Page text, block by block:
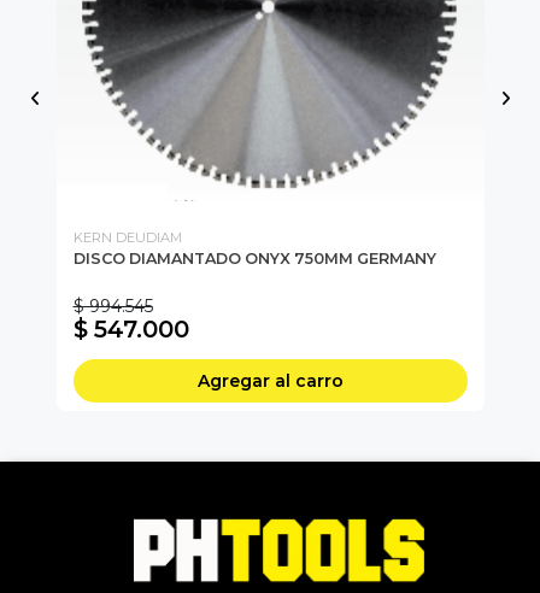
KERN DEUDIAM
DISCO DIAMANTADO ONYX 750MM GERMANY
$ 994.545
$ 547.000
Agregar al carro